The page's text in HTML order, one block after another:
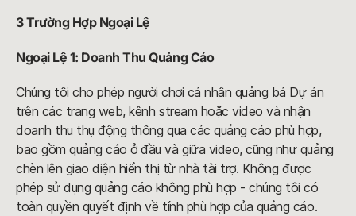
3 Trường Hợp Ngoại Lệ
Ngoại Lệ 1: Doanh Thu Quảng Cáo
Chúng tôi cho phép người chơi cá nhân quảng bá Dự án
trên các trang web, kênh stream hoặc video và nhận
doanh thu thụ động thông qua các quảng cáo phù hợp,
bao gồm quảng cáo ở đầu và giữa video, cũng như quảng
chèn lên giao diện hiển thị từ nhà tài trợ. Không được
phép sử dụng quảng cáo không phù hợp - chúng tôi có
toàn quyền quyết định về tính phù hợp của quảng cáo.